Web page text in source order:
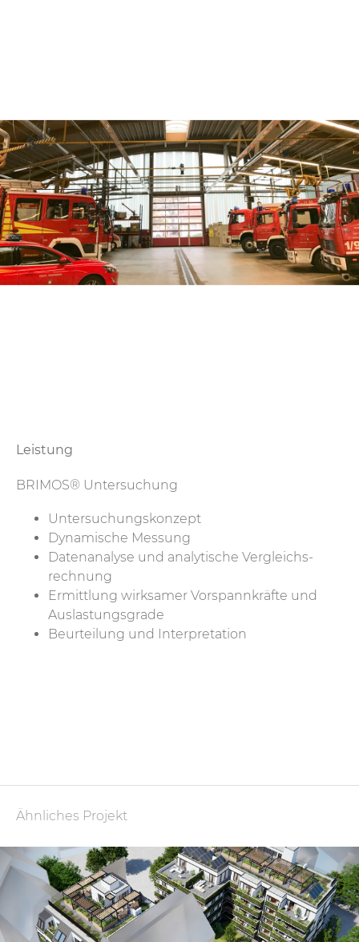
Leistung
BRIMOS® Untersuchung
Untersuchungs­konzept
Dynamische Messung
Datenanalyse und analytische Vergleichs­
rechnung
Ermittlung wirksamer Vor­spann­kräfte und
Aus­lastungs­grade
Beurteilung und Inter­pretation
Ähnliches Projekt